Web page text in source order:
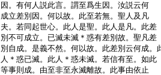
因。有何人説此言。謂至爲生因。汝説云何
成立差別因。何以故。此至若無。聖人及凡
夫。若同起世心。此人是聖。此人是凡。此差
別不可成立。已滅未滅＊惑有差別故。聖凡差
別自成。是義不然。何以故。此差別云何成。
人＊惑已滅。此人＊惑未滅。若信有至。如此
等事則成。由至非至永滅離故。此事由依止